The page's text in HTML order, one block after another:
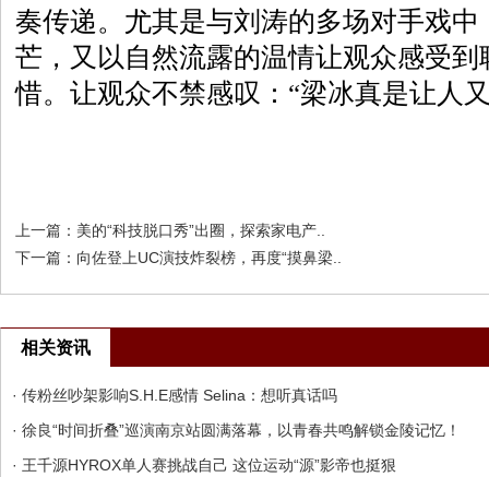
奏传递。尤其是与刘涛的多场对手戏
芒，又以自然流露的温情让观众感受
惜。让观众不禁感叹：“梁冰真是让人
上一篇： 美的“科技脱口秀”出圈，探索家电产..
下一篇： 向佐登上UC演技炸裂榜，再度“摸鼻梁..
相关资讯
· 传粉丝吵架影响S.H.E感情 Selina：想听真话吗
· 徐良“时间折叠”巡演南京站圆满落幕，以青春共鸣解锁金陵记忆！
· 王千源HYROX单人赛挑战自己 这位运动“源”影帝也挺狠